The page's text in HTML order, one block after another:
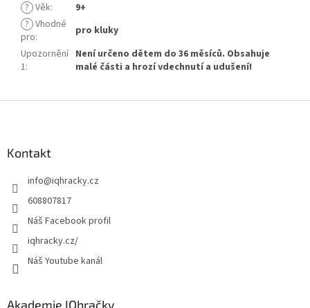
? Věk:
9+
? Vhodné
pro:
pro kluky
Upozornění
1:
Není určeno dětem do 36 měsíců. Obsahuje
malé části a hrozí vdechnutí a udušení!
Kontakt
info@iqhracky.cz
608807817
Náš Facebook profil
iqhracky.cz/
Náš Youtube kanál
Akademie IQhračky